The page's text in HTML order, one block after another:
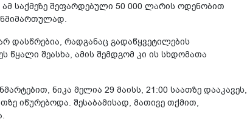
საქმეზე შეფარდებული 50 000 ლარის ოდენობით
დასწრებია, რადგანაც გადაწყვეტილების
წყალი შეასხა, ამის შემდგომ კი ის სხდომათა
ნიკა მელია 29 მაისს, 21:00 საათზე დააკავეს,
იწურებოდა. შესაბამისად, მათივე თქმით,